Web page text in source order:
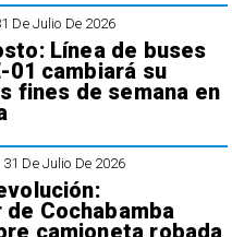
De Julio De 2026
Línea de buses
01 cambiará su
fines de semana en
31 De Julio De 2026
Cochabamba